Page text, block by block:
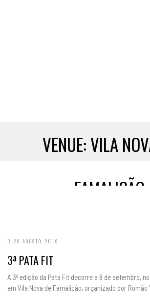
VENUE:VILA
FAMALICÃO
20 AGOSTO, 2019
3ª PATA FIT
A 3ª edição da Pata Fit decorre a 8 de setembro,
em Vila Nova de Famalicão, organizado por